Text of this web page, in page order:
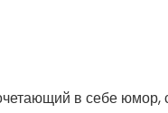
в себе юмор,